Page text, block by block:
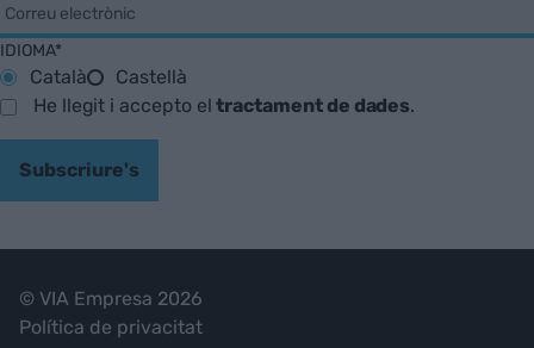
IDIOMA*
Català
Castellà
He llegit i accepto eltractament de dades.
Subscriure's
© VIA Empresa 2026
Política de privacitat